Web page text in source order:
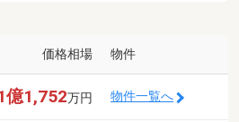
価格相場 物件
億1,752万円 物件一覧へ